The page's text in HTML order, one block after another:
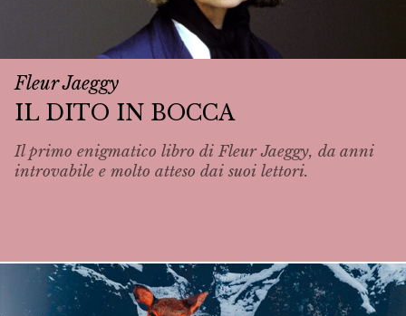
Fleur Jaeggy
IL DITO IN BOCCA
Il primo enigmatico libro di Fleur Jaeggy, da anni
introvabile e molto atteso dai suoi lettori.